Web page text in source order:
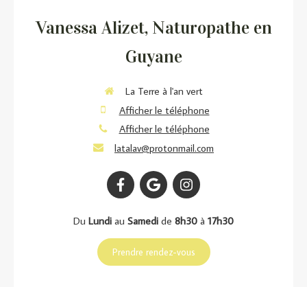
Vanessa Alizet, Naturopathe en
Guyane
La Terre à l'an vert
Afficher le téléphone
Afficher le téléphone
latalav@protonmail.com
Du Lundi au Samedi de 8h30 à 17h30
Prendre rendez-vous